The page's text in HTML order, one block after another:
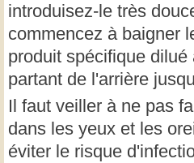
introduisez-le très
commencez à baigner
produit spécifique dilué
partant de l'arrière
Il faut veiller à ne pas
dans les yeux et les
éviter le risque